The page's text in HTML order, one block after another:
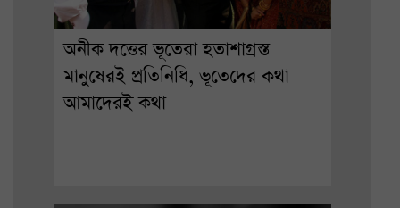
অনীক দত্তের ভূতেরা হতাশাগ্রস্ত
মানুষেরই প্রতিনিধি, ভূতেদের কথা
আমাদেরই কথা